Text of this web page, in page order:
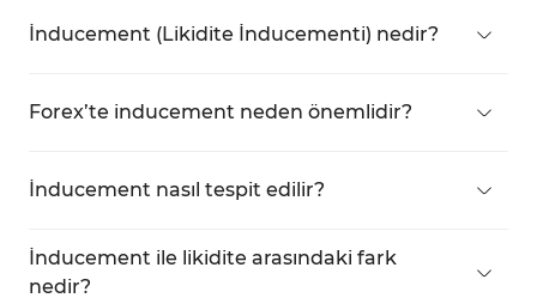
İnducement (Likidite İnducementi) nedir?
perakende yatırımcıları yanlış pozisyonlar almaya
Forex’te inducement neden önemlidir?
inducement burada daha sık gözlemlenir.
Perakende yatırımcılar diğer finansal piyasalara
eğilimindedir.
İnducement nasıl tespit edilir?
havuzlarını belirleyerek ve farklı zaman
dilimlerindeki fiyat hareketlerini inceleyerek
İnducement ile likidite arasındaki fark
nedir?